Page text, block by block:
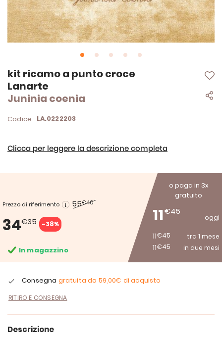
kit ricamo a punto croce
Lanarte
Juninia coenia
Codice : LA.0222203
Clicca per leggere la descrizione completa
Prezzo di riferimento 55€40
34€35 -38%
o paga in 3x
gratuito
11€45
oggi
11€45 tra 1 mese
11€45 in due mesi
In magazzino
Consegna gratuita da 59,00€ di acquisto
RITIRO E CONSEGNA
Vai
all'inizio
della
galleria
immagini
Descrizione